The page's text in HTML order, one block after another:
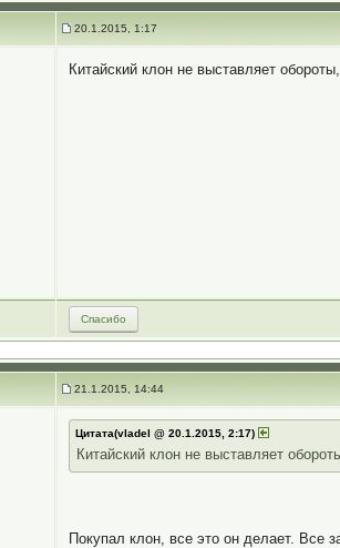
20.1.2015, 1:17
Китайский клон не выставляет
Спасибо
21.1.2015, 14:44
Цитата(vladel @ 20.1.2015, 2:17)
Китайский клон не выставляет
Покупал клон, все это он делает. Все